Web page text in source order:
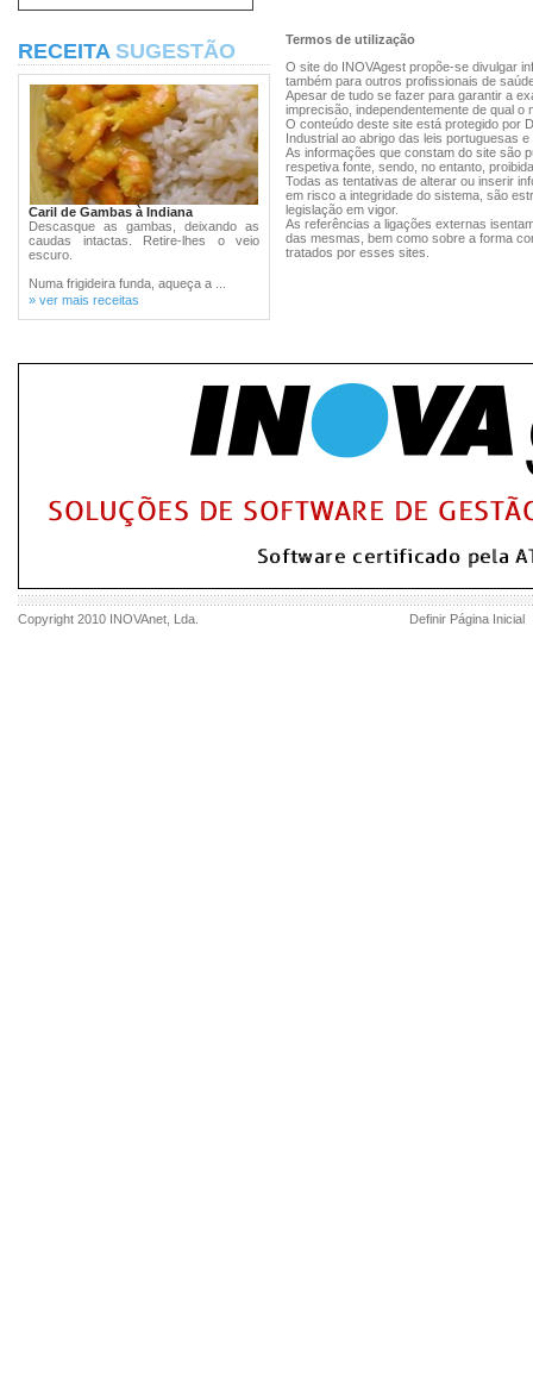
RECEITA SUGESTÃO
Caril de Gambas à Indiana
Descasque as gambas, deixando as
caudas intactas. Retire-lhes o veio
escuro.
Numa frigideira funda, aqueça a ...
» ver mais receitas
Termos de utilização
O site do INOVAgest propõe-se divulgar
também para outros profissionais de
Apesar de tudo se fazer para garantir a
imprecisão, independentemente de qual o
O conteúdo deste site está protegido por
Industrial ao abrigo das leis portuguesas
As informações que constam do site são
respetiva fonte, sendo, no entanto,
Todas as tentativas de alterar ou inserir
em risco a integridade do sistema, são
legislação em vigor.
As referências a ligações externas
das mesmas, bem como sobre a forma
tratados por esses sites.
Copyright 2010 INOVAnet , Lda. Definir Página Inicial